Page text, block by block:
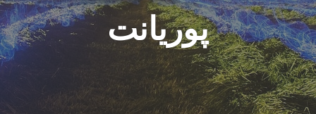
و
ا
پوریانت